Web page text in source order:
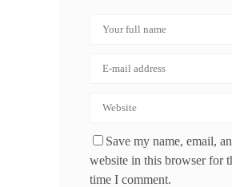
Save my name, email,
website in this browser for
time I comment.